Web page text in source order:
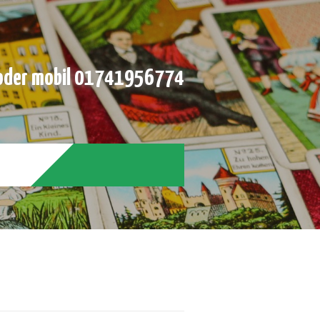
mobil 01741956774